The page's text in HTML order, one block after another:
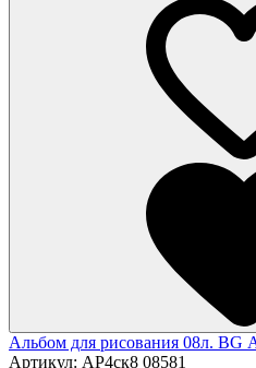
Альбом для рисования 08л. BG
Артикул: АР4ск8 08581